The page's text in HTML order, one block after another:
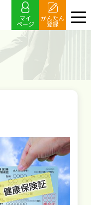
マイ
ページ
かんたん
登録